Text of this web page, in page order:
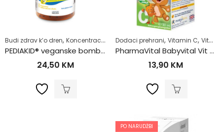
Budi zdrav k’o dren, Koncentracija i pamćenje ,Omega kiseline ,Stanje
PEDIAKID® veganske bombone za djecu Omega-3
24,50 KM
Dodaci prehrani, Vitamin C, Vitamini i minerali
PharmaVital Babyvital Vit C kapi 30ml
13,90 KM
PO NARUDŽBI